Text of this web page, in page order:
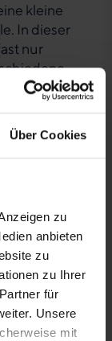
Über Cookies
zu
anbieten
zu
zu Ihrer
für
Unsere
mit
kleine
In dieser
nur
in
gehört
Auf
Ärzte,
der
ist
fließt
in